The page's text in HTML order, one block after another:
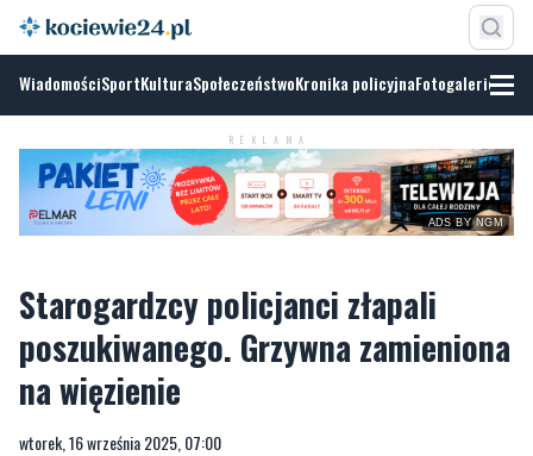
WiadomościSportKulturaSpołeczeństwoKronika policyjnaFotogalerie
REKLAMA
ADS BY NGM
Starogardzcy policjanci złapali
poszukiwanego. Grzywna zamieniona
na więzienie
wtorek, 16 września 2025, 07:00